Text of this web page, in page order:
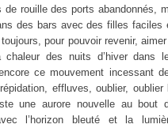
de rouille des ports abandonnés,
des bars avec des filles faciles
pour pouvoir revenir,
des nuits d’hiver dans
ce mouvement incessant
effluves, oublier, oublier
une aurore nouvelle au bout
l’horizon bleuté et la